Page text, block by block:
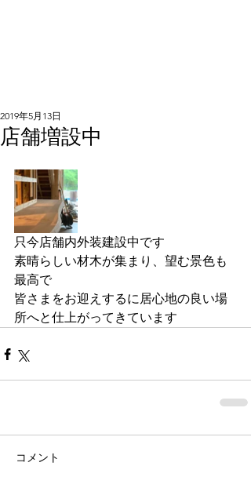
店舗増設中
2019年5月13日
只今店舗内外装建設中です
素晴らしい材木が集まり、望む景色も
最高で
皆さまをお迎えするに居心地の良い場
所へと仕上がってきています
コメント